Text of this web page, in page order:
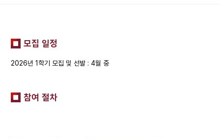
모집 일정
2026년 1학기 모집 및 선발 : 4월 중
참여 절차